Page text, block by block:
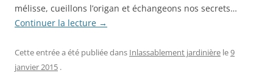
mélisse, cueillons l’origan et échangeons nos secrets…
Continuer la lecture →
Cette entrée a été publiée dans Inlassablement jardinière le9
janvier 2015 .